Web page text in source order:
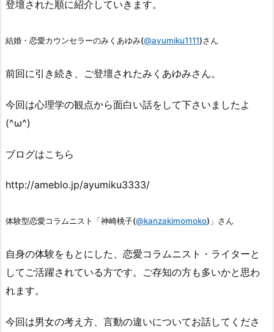
登壇された順に紹介していきます。
結婚・恋愛カウンセラーのみくあゆみ(@ayumiku1111)さん
前回に引き続き、ご登壇されたみくあゆみさん。
今回は心理学の観点から面白い話をして下さいましたよ
(^ω^)
ブログはこちら
http://ameblo.jp/ayumiku3333/
体験型恋愛コラムニスト「神崎桃子(@kanzakimomoko)」さん
自身の体験をもとにした、恋愛コラムニスト・ライターと
してご活躍されている方です。ご存知の方も多いかと思わ
れます。
今回は男女の考え方、言動の違いについてお話してくださ